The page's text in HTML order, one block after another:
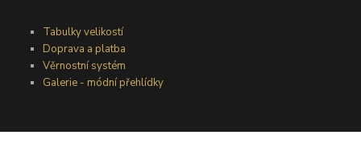
Tabulky velikostí
Doprava a platba
Věrnostní systém
Galerie - módní přehlídky